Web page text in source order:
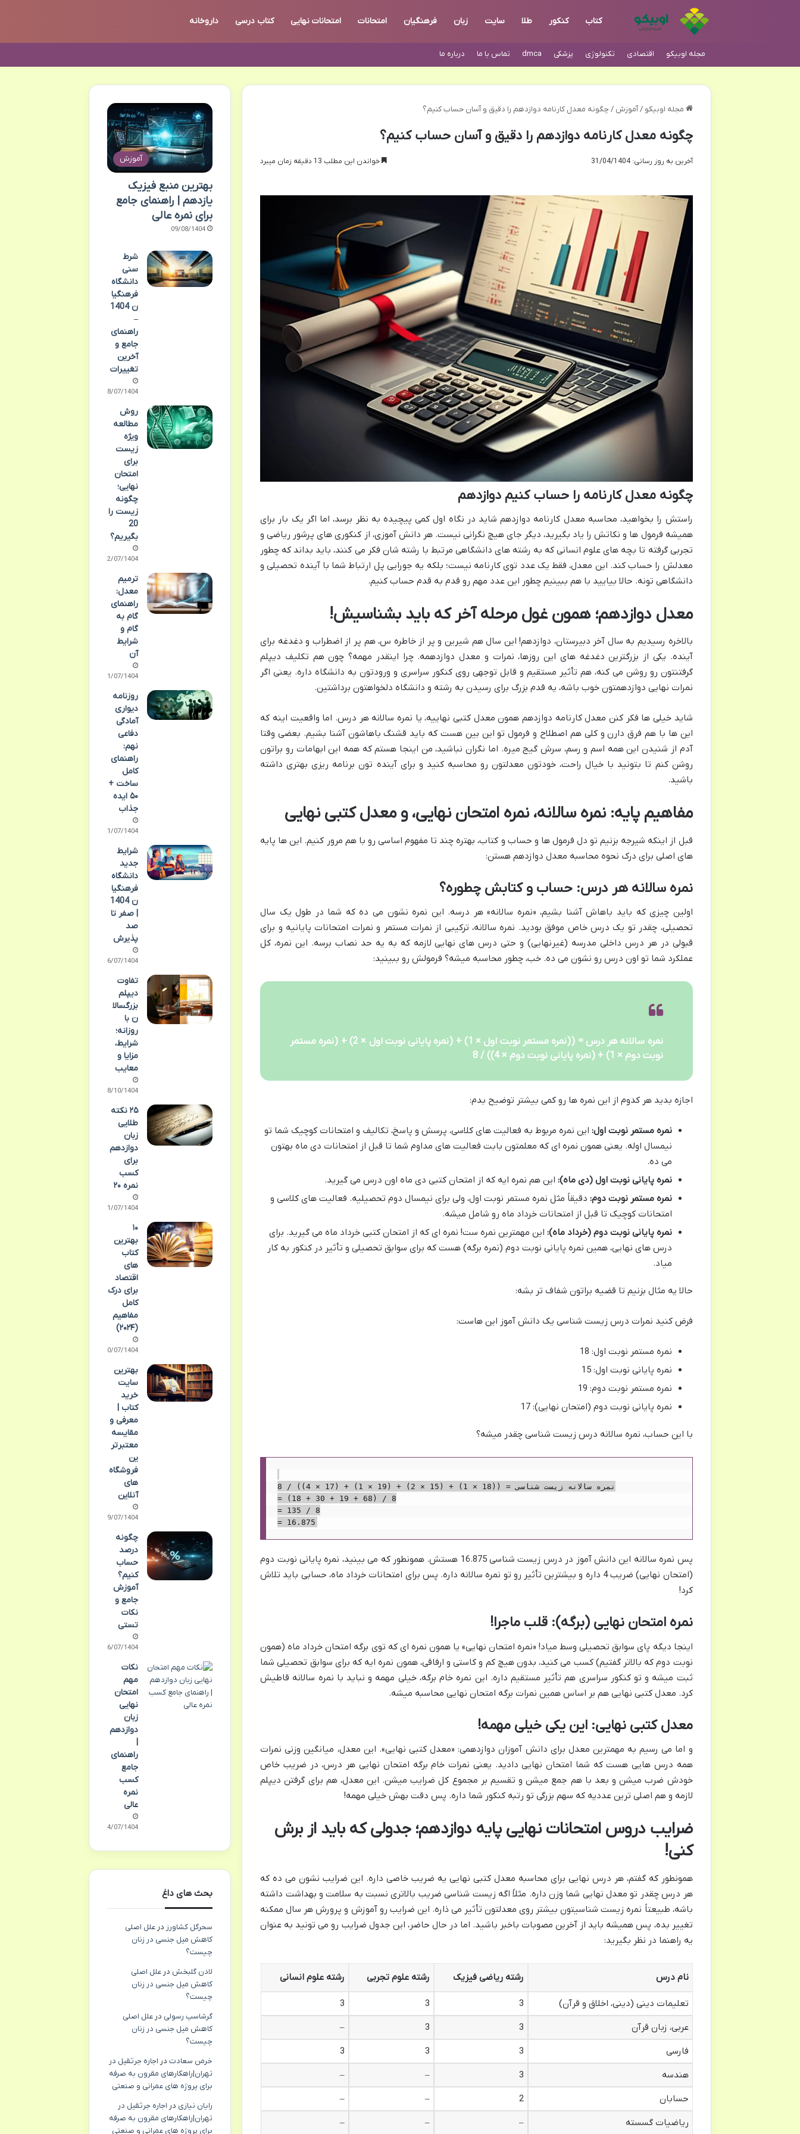
کتاب کنکور طلا سایت زبان فرهنگیان امتحانات امتحانات نهایی کتاب درسی داروخانه
مجله اوبیکو اقتصادی تکنولوژی پزشکی dmca تماس با ما درباره ما
مجله اوبیکو / آموزش / چگونه معدل کارنامه دوازدهم را دقیق و آسان حساب کنیم؟
چگونه معدل کارنامه دوازدهم را دقیق و آسان حساب کنیم؟
آخرین به روز رسانی: 31/04/1404 خواندن این مطلب 13 دقیقه زمان میبرد
چگونه معدل کارنامه را حساب کنیم دوازدهم
راستش را بخواهید، محاسبه معدل کارنامه دوازدهم شاید در نگاه اول کمی پیچیده به نظر برسد، اما اگر یک بار برای
همیشه فرمول ها و نکاتش را یاد بگیرید، دیگر جای هیچ نگرانی نیست. هر دانش آموزی، از کنکوری های پرشور ریاضی و
تجربی گرفته تا بچه های علوم انسانی که به رشته های دانشگاهی مرتبط با رشته شان فکر می کنند، باید بداند که چطور
معدلش را حساب کند. این معدل، فقط یک عدد توی کارنامه نیست؛ بلکه یه جورایی پل ارتباط شما با آینده تحصیلی و
دانشگاهی تونه. حالا بیایید با هم ببینیم چطور این عدد مهم رو قدم به قدم حساب کنیم.
معدل دوازدهم؛ همون غول مرحله آخر که باید بشناسیش!
بالاخره رسیدیم به سال آخر دبیرستان، دوازدهم! این سال هم شیرین و پر از خاطره س، هم پر از اضطراب و دغدغه برای
آینده. یکی از بزرگترین دغدغه های این روزها، نمرات و معدل دوازدهمه. چرا اینقدر مهمه؟ چون هم تکلیف دیپلم
گرفتنتون رو روشن می کنه، هم تأثیر مستقیم و قابل توجهی روی کنکور سراسری و ورودتون به دانشگاه داره. یعنی اگر
نمرات نهایی دوازدهمتون خوب باشه، یه قدم بزرگ برای رسیدن به رشته و دانشگاه دلخواهتون برداشتین.
شاید خیلی ها فکر کنن معدل کارنامه دوازدهم همون معدل کتبی نهاییه، یا نمره سالانه هر درس. اما واقعیت اینه که
این ها با هم فرق دارن و کلی هم اصطلاح و فرمول تو این بین هست که باید قشنگ باهاشون آشنا بشیم. بعضی وقتا
آدم از شنیدن این همه اسم و رسم، سرش گیج میره. اما نگران نباشید، من اینجا هستم که همه این ابهامات رو براتون
روشن کنم تا بتونید با خیال راحت، خودتون معدلتون رو محاسبه کنید و برای آینده تون برنامه ریزی بهتری داشته
باشید.
مفاهیم پایه: نمره سالانه، نمره امتحان نهایی، و معدل کتبی نهایی
قبل از اینکه شیرجه بزنیم تو دل فرمول ها و حساب و کتاب، بهتره چند تا مفهوم اساسی رو با هم مرور کنیم. این ها پایه
های اصلی برای درک نحوه محاسبه معدل دوازدهم هستن:
نمره سالانه هر درس: حساب و کتابش چطوره؟
اولین چیزی که باید باهاش آشنا بشیم، «نمره سالانه» هر درسه. این نمره نشون می ده که شما در طول یک سال
تحصیلی، چقدر تو یک درس خاص موفق بودید. نمره سالانه، ترکیبی از نمرات مستمر و نمرات امتحانات پایانیه و برای
قبولی در هر درس داخلی مدرسه (غیرنهایی) و حتی درس های نهایی لازمه که به یه حد نصاب برسه. این نمره، کل
عملکرد شما تو اون درس رو نشون می ده. خب، چطور محاسبه میشه؟ فرمولش رو ببینید:
نمره سالانه هر درس = ((نمره مستمر نوبت اول × 1) + (نمره پایانی نوبت اول × 2) + (نمره مستمر
نوبت دوم × 1) + (نمره پایانی نوبت دوم × 4)) / 8
اجازه بدید هر کدوم از این نمره ها رو کمی بیشتر توضیح بدم:
نمره مستمر نوبت اول: این نمره مربوط به فعالیت های کلاسی، پرسش و پاسخ، تکالیف و امتحانات کوچیک شما تو
نیمسال اوله. یعنی همون نمره ای که معلمتون بابت فعالیت های مداوم شما تا قبل از امتحانات دی ماه بهتون
می ده.
نمره پایانی نوبت اول (دی ماه): این هم نمره ایه که از امتحان کتبی دی ماه اون درس می گیرید.
نمره مستمر نوبت دوم: دقیقاً مثل نمره مستمر نوبت اول، ولی برای نیمسال دوم تحصیلیه. فعالیت های کلاسی و
امتحانات کوچیک تا قبل از امتحانات خرداد ماه رو شامل میشه.
نمره پایانی نوبت دوم (خرداد ماه): این مهمترین نمره ست! نمره ای که از امتحان کتبی خرداد ماه می گیرید. برای
درس های نهایی، همین نمره پایانی نوبت دوم (نمره برگه) هست که برای سوابق تحصیلی و تأثیر در کنکور به کار
میاد.
حالا یه مثال بزنیم تا قضیه براتون شفاف تر بشه:
فرض کنید نمرات درس زیست شناسی یک دانش آموز این هاست:
نمره مستمر نوبت اول: 18
نمره پایانی نوبت اول: 15
نمره مستمر نوبت دوم: 19
نمره پایانی نوبت دوم (امتحان نهایی): 17
با این حساب، نمره سالانه درس زیست شناسی چقدر میشه؟
نمره سالانه زیست شناسی = ((18 × 1) + (15 × 2) + (19 × 1) + (17 × 4)) / 8
= (18 + 30 + 19 + 68) / 8
= 135 / 8
پس نمره سالانه این دانش آموز در درس زیست شناسی 16.875 هستش. همونطور که می بینید، نمره پایانی نوبت دوم
(امتحان نهایی) ضریب 4 داره و بیشترین تأثیر رو تو نمره سالانه داره. پس برای امتحانات خرداد ماه، حسابی باید تلاش
کرد!
نمره امتحان نهایی (برگه): قلب ماجرا!
اینجا دیگه پای سوابق تحصیلی وسط میاد! «نمره امتحان نهایی» یا همون نمره ای که توی برگه امتحان خرداد ماه (همون
نوبت دوم که بالاتر گفتیم) کسب می کنید، بدون هیچ کم و کاستی و ارفاقی، همون نمره ایه که برای سوابق تحصیلی شما
ثبت میشه و تو کنکور سراسری هم تأثیر مستقیم داره. این نمره خام برگه، خیلی مهمه و نباید با نمره سالانه قاطیش
کرد. معدل کتبی نهایی هم بر اساس همین نمرات برگه امتحان نهایی محاسبه میشه.
معدل کتبی نهایی: این یکی خیلی مهمه!
و اما می رسیم به مهمترین معدل برای دانش آموزان دوازدهمی: «معدل کتبی نهایی». این معدل، میانگین وزنی نمرات
همه درس هایی هست که شما امتحان نهایی دادید. یعنی نمرات خام برگه امتحان نهایی هر درس، در ضریب خاص
خودش ضرب میشن و بعد با هم جمع میشن و تقسیم بر مجموع کل ضرایب میشن. این معدل، هم برای گرفتن دیپلم
لازمه و هم اصلی ترین عددیه که سهم بزرگی تو رتبه کنکور شما داره. پس دقت بهش خیلی مهمه!
ضرایب دروس امتحانات نهایی پایه دوازدهم؛ جدولی که باید از برش
کنی!
همونطور که گفتم، هر درس نهایی برای محاسبه معدل کتبی نهایی یه ضریب خاصی داره. این ضرایب نشون می ده که
هر درس چقدر تو معدل نهایی شما وزن داره. مثلاً اگه زیست شناسی ضریب بالاتری نسبت به سلامت و بهداشت داشته
باشه، طبیعتاً نمره زیست شناسیتون بیشتر روی معدلتون تأثیر می ذاره. این ضرایب رو آموزش و پرورش هر سال ممکنه
تغییر بده، پس همیشه باید از آخرین مصوبات باخبر باشید. اما در حال حاضر، این جدول ضرایب رو می تونید به عنوان
یه راهنما در نظر بگیرید:
نام درس رشته ریاضی فیزیک رشته علوم تجربی رشته علوم انسانی
تعلیمات دینی (دینی، اخلاق و قرآن) 3
3
3
عربی، زبان قرآن
3
3
–
فارسی
3
3
3
هندسه
3
–
–
حسابان
2
–
–
ریاضیات گسسته
–
–
–
آموزش
بهترین منبع فیزیک
یازدهم | راهنمای جامع
برای نمره عالی
09/08/1404
شرط
سنی
دانشگاه
فرهنگیا
ن 1404
–
راهنمای
جامع و
آخرین
تغییرات
28/07/1404
روش
مطالعه
ویژه
زیست
برای
امتحان
نهایی؛
چگونه
زیست را
20
بگیریم؟
22/07/1404
ترمیم
معدل:
راهنمای
گام به
گام و
شرایط
آن
21/07/1404
روزنامه
دیواری
آمادگی
دفاعی
نهم:
راهنمای
کامل
ساخت +
۵۰ ایده
جذاب
21/07/1404
شرایط
جدید
دانشگاه
فرهنگیا
ن 1404
| صفر تا
صد
پذیرش
16/07/1404
تفاوت
دیپلم
بزرگسالا
ن با
روزانه؛
شرایط،
مزایا و
معایب
08/10/1404
۲۵ نکته
طلایی
زبان
دوازدهم
برای
کسب
نمره ۲۰
11/07/1404
۱۰
بهترین
کتاب
های
اقتصاد
برای درک
کامل
مفاهیم
(۲۰۲۴)
10/07/1404
بهترین
سایت
خرید
کتاب |
معرفی و
مقایسه
معتبرتر
ین
فروشگاه
های
آنلاین
09/07/1404
چگونه
درصد
حساب
کنیم؟
آموزش
جامع و
نکات
تستی
06/07/1404
نکات
مهم
امتحان
نهایی
زبان
دوازدهم
|
راهنمای
جامع
کسب
نمره
عالی
04/07/1404
بحث های داغ
سحرگل کشاورز در علل اصلی
کاهش میل جنسی در زنان
چیست؟
لادن گلبخش در علل اصلی
کاهش میل جنسی در زنان
چیست؟
گرشاسپ رسولی در علل اصلی
کاهش میل جنسی در زنان
چیست؟
خرمن سعادتدر اجاره جرثقیل در
تهران|راهکارهای مقرون به صرفه
برای پروژه های عمرانی و صنعتی
رایان نیازی در اجاره جرثقیل در
تهران|راهکارهای مقرون به صرفه
برای پروژه های عمرانی و صنعتی